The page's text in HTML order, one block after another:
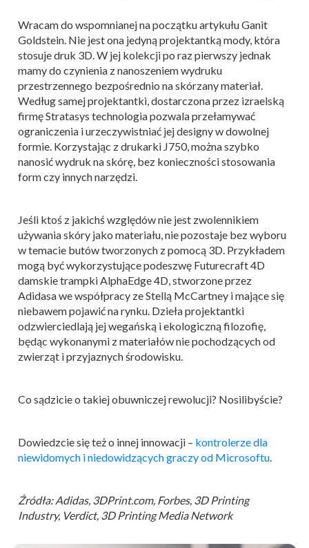
Wracam do wspomnianej na początku artykułu Ganit
Goldstein. Nie jest ona jedyną projektantką mody, która
stosuje druk 3D. W jej kolekcji po raz pierwszy jednak
mamy do czynienia z nanoszeniem wydruku
przestrzennego bezpośrednio na skórzany materiał.
Według samej projektantki, dostarczona przez izraelską
firmę Stratasys technologia pozwala przełamywać
ograniczenia i urzeczywistniać jej designy w dowolnej
formie. Korzystając z drukarki J750, można szybko
nanosić wydruk na skórę, bez konieczności stosowania
form czy innych narzędzi.
Jeśli ktoś z jakichś względów nie jest zwolennikiem
używania skóry jako materiału, nie pozostaje bez wyboru
w temacie butów tworzonych z pomocą 3D. Przykładem
mogą być wykorzystujące podeszwę Futurecraft 4D
damskie trampki AlphaEdge 4D, stworzone przez
Adidasa we współpracy ze Stellą McCartney i mające się
niebawem pojawić na rynku. Dzieła projektantki
odzwierciedlają jej wegańską i ekologiczną filozofię,
będąc wykonanymi z materiałów nie pochodzących od
zwierząt i przyjaznych środowisku.
Co sądzicie o takiej obuwniczej rewolucji? Nosilibyście?
Dowiedzcie się też o innej innowacji – kontrolerze dla
niewidomych i niedowidzących graczy od Microsoftu.
Źródła: Adidas, 3DPrint.com, Forbes, 3D Printing
Industry, Verdict, 3D Printing Media Network